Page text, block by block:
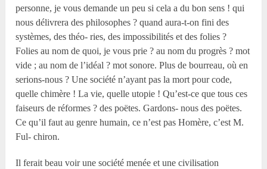
personne, je vous demande un peu si cela a du bon sens ! qui
nous délivrera des philosophes ? quand aura-t-on fini des
systèmes, des théo- ries, des impossibilités et des folies ?
Folies au nom de quoi, je vous prie ? au nom du progrès ? mot
vide ; au nom de l’idéal ? mot sonore. Plus de bourreau, où en
serions-nous ? Une société n’ayant pas la mort pour code,
quelle chimère ! La vie, quelle utopie ! Qu’est-ce que tous ces
faiseurs de réformes ? des poëtes. Gardons- nous des poëtes.
Ce qu’il faut au genre humain, ce n’est pas Homère, c’est M.
Ful- chiron.
Il ferait beau voir une société menée et une civilisation